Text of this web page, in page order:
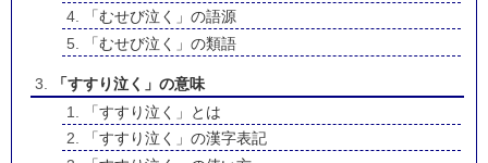
「むせび泣く」の語源
「むせび泣く」の類語
「すすり泣く」の意味
「すすり泣く」とは
「すすり泣く」の漢字表記